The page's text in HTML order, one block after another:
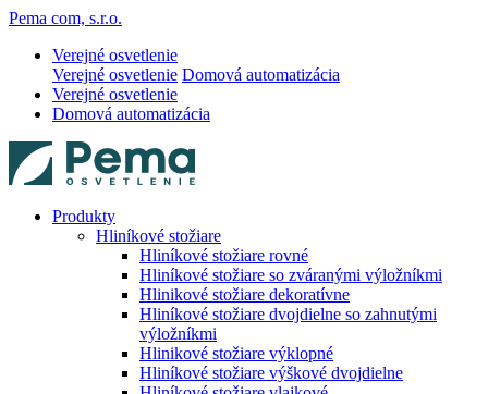
Pema com, s.r.o.
Verejné osvetlenie
Verejné osvetlenie Domová automatizácia
Verejné osvetlenie
Domová automatizácia
Produkty
Hliníkové stožiare
Hliníkové stožiare rovné
Hliníkové stožiare so zváranými výložníkmi
Hlinikové stožiare dekoratívne
Hliníkové stožiare dvojdielne so zahnutými
výložníkmi
Hlinikové stožiare výklopné
Hliníkové stožiare výškové dvojdielne